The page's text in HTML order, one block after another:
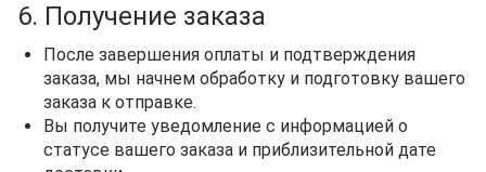
6. Получение заказа
После завершения оплаты и подтверждения
заказа, мы начнем обработку и подготовку вашего
заказа к отправке.
Вы получите уведомление с информацией о
статусе вашего заказа и приблизительной дате